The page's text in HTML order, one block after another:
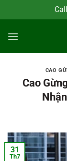
qua
dung
CAO
Cao
31
Th7